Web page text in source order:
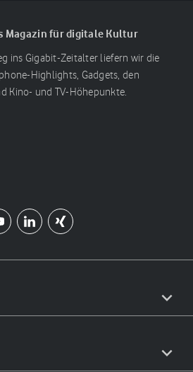
Magazin für digitale Kultur
ins Gigabit-Zeitalter liefern wir die
Highlights, Gadgets, den
Kino- und TV-Höhepunkte.